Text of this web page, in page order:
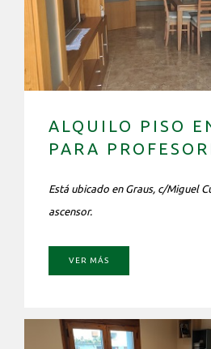
ALQUILO PISO
PARA
Está ubicado en Graus, c/Miguel
ascensor.
VER MÁS